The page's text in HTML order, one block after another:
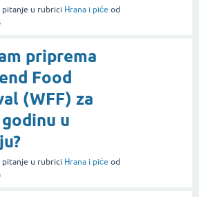
pitanje u rubrici Hrana i piće od
priprema
Food
(WFF) za
u
pitanje u rubrici Hrana i piće od